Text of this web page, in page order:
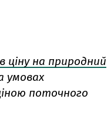
ціну на природний
умовах
поточного